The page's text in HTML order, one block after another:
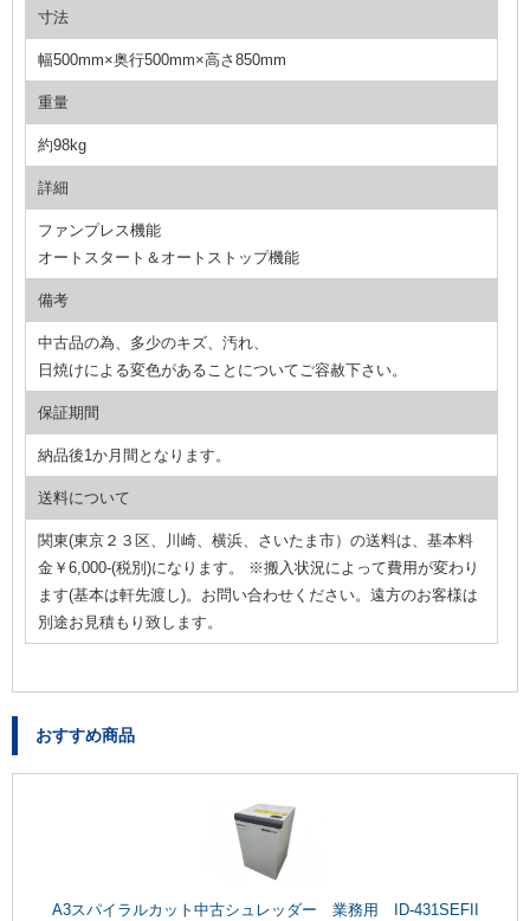
寸法
幅500mm×奥行500mm×高さ850mm
重量
約98kg
詳細
ファンプレス機能
オートスタート＆オートストップ機能
備考
中古品の為、多少のキズ、汚れ、
日焼けによる変色があることについてご容赦下さい。
保証期間
納品後1か月間となります。
送料について
関東(東京２３区、川崎、横浜、さいたま市）の送料は、基本料
金￥6,000-(税別)になります。 ※搬入状況によって費用が変わり
ます(基本は軒先渡し)。お問い合わせください。遠方のお客様は
別途お見積もり致します。
おすすめ商品
A3スパイラルカット中古シュレッダー 業務用 ID-431SEFII